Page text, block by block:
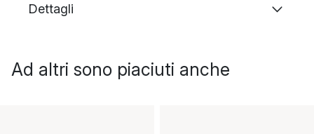
Dettagli
Ad altri sono piaciuti anche